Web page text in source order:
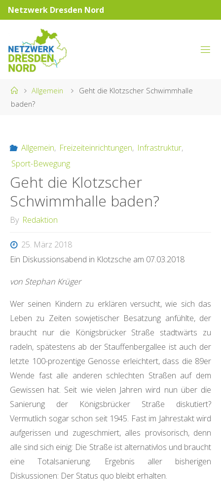
Skip
to
Netzwerk Dresden Nord
R
D
R
D
E
N
O
R
D
N
E
T
Z
W
HomeAllgemein
Geht die Klotzscher Schwimmhalle
baden?
Allgemein, Freizeiteinrichtungen, Infrastruktur,
Sport-Bewegung
Geht die Klotzscher
Schwimmhalle baden?
By Redaktion
25. März 2018
Ein Diskussionsabend in Klotzsche am 07.03.2018
von Stephan Krüger
Wer seinen Kindern zu erklären versucht, wie sich das
Leben zu Zeiten sowjetischer Besatzung anfühlte, der
braucht nur die Königsbrücker Straße stadtwärts zu
radeln, spätestens ab der Stauffenbergallee ist auch der
letzte 100-prozentige Genosse erleichtert, dass die 89er
Wende fast alle anderen schlechten Straßen auf dem
Gewissen hat. Seit wie vielen Jahren wird nun über die
Sanierung der Königsbrücker Straße diskutiert?
Vermutlich sogar schon seit 1945. Fast im Jahrestakt wird
aufgerissen und zugeschmiert, alles provisorisch, denn
alle sind sich einig: Die Straße ist alternativlos und braucht
eine Totalsanierung. Ergebnis aller bisherigen
Diskussionen: Der Status quo bleibt erhalten.